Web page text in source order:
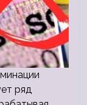
ряд